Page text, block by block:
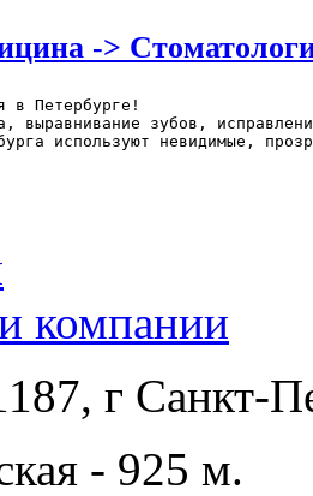
->
в Петербурге!
выравнивание зубов,
используют невидимые,
компании
г Санкт-
- 925 м.